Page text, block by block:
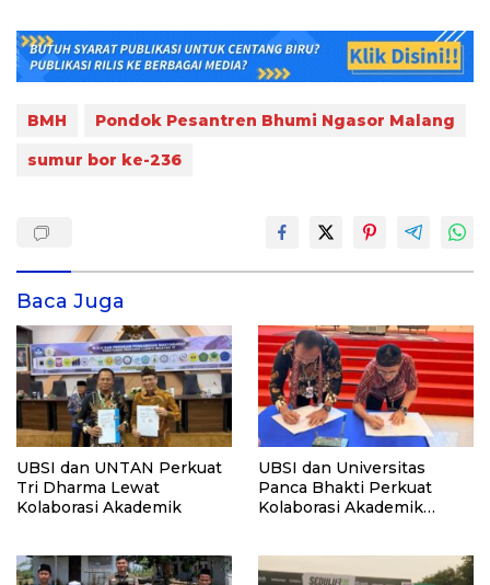
BMH
Pondok Pesantren Bhumi Ngasor Malang
sumur bor ke-236
Baca Juga
UBSI dan UNTAN Perkuat
Tri Dharma Lewat
Kolaborasi Akademik
UBSI dan Universitas
Panca Bhakti Perkuat
Kolaborasi Akademik